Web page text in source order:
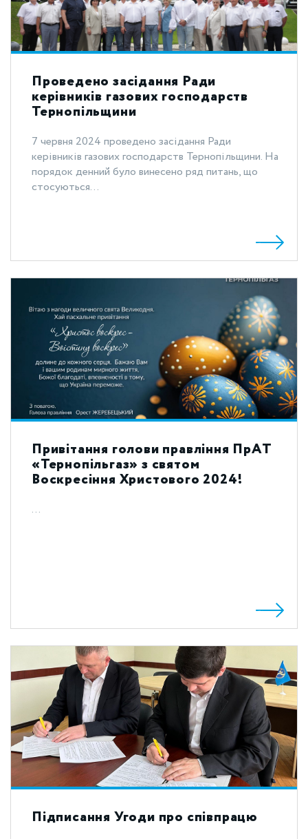
Проведено засідання Ради
керівників газових господарств
Тернопільщини
7 червня 2024 проведено засідання Ради
керівників газових господарств Тернопільщини. На
порядок денний було винесено ряд питань, що
стосуються...
Привітання голови правління ПрАТ
«Тернопільгаз» з святом
Воскресіння Христового 2024!
...
Підписання Угоди про співпрацю